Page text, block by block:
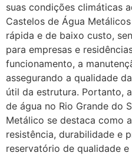
suas condições climáticas
Castelos de Água
rápida e de baixo custo,
para empresas e
funcionamento, a
assegurando a qualidade
útil da estrutura. Portanto,
de água no Rio Grande do
Metálico se destaca como
resistência, durabilidade e
reservatório de qualidade